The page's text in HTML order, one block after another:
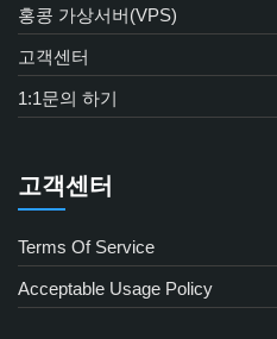
홍콩 가상서버(VPS)
고객센터
1:1문의 하기
고객센터
Terms Of Service
Acceptable Usage Policy